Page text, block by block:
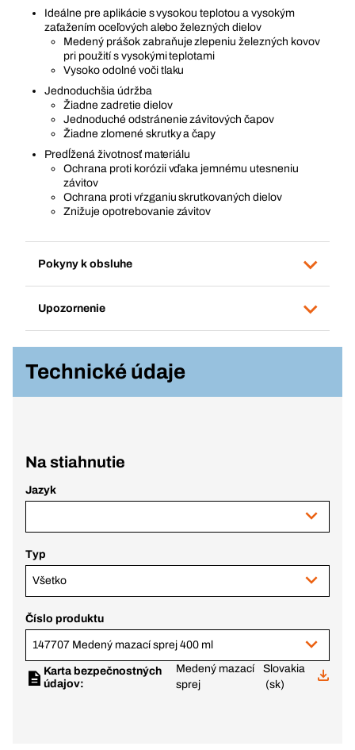
Ideálne pre aplikácie s vysokou teplotou a vysokým
zaťažením oceľových alebo železných dielov
Medený prášok zabraňuje zlepeniu železných kovov
pri použití s vysokými teplotami
Vysoko odolné voči tlaku
Jednoduchšia údržba
Žiadne zadretie dielov
Jednoduché odstránenie závitových čapov
Žiadne zlomené skrutky a čapy
Predĺžená životnosť materiálu
Ochrana proti korózii vďaka jemnému utesneniu
závitov
Ochrana proti vŕzganiu skrutkovaných dielov
Znižuje opotrebovanie závitov
Pokyny k obsluhe
Upozornenie
Technické údaje
Na stiahnutie
Jazyk
Typ
Všetko
Číslo produktu
147707 Medený mazací sprej 400 ml
Karta bezpečnostných
údajov:
Medený mazací
sprej
Slovakia
(sk)